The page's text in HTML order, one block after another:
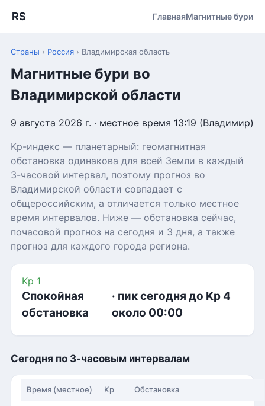
RS ГлавнаяМагнитные бури
Страны › Россия › Владимирская область
Магнитные бури во
Владимирской области
9 августа 2026 г. · местное время 13:19 (Владимир)
Kp-индекс — планетарный: геомагнитная
обстановка одинакова для всей Земли в каждый
3-часовой интервал, поэтому прогноз во
Владимирской области совпадает с
общероссийским, а отличается только местное
время интервалов. Ниже — обстановка сейчас,
почасовой прогноз на сегодня и 3 дня, а также
прогноз для каждого города региона.
Kp 1
Спокойная
обстановка
· пик сегодня до Kp 4
около 00:00
Сегодня по 3-часовым интервалам
Время (местное) Kp Обстановка